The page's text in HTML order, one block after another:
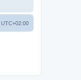
UTC+02:00